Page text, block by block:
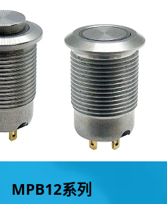
MPB12系列